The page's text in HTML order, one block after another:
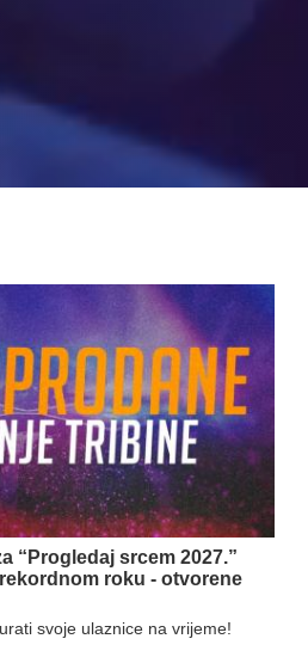
“Progledaj srcem 2027.”
roku - otvorene
svoje ulaznice na vrijeme!